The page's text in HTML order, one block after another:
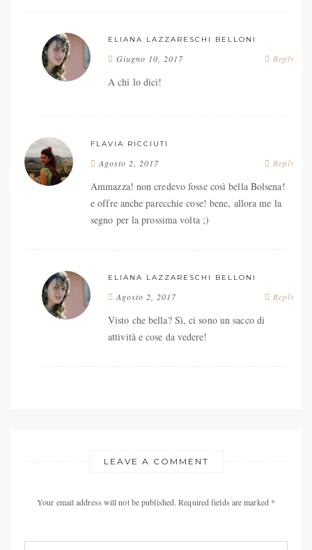
ELIANA LAZZARESCHI BELLONI
Reply
Giugno 10, 2017
A chi lo dici!
FLAVIA RICCIUTI
Reply
Agosto 2, 2017
Ammazza! non credevo fosse così bella Bolsena!
e offre anche parecchie cose! bene, allora me la
segno per la prossima volta ;)
ELIANA LAZZARESCHI BELLONI
Reply
Agosto 2, 2017
Visto che bella? Sì, ci sono un sacco di
attività e cose da vedere!
LEAVE A COMMENT
Your email address will not be published. Required fields are marked *